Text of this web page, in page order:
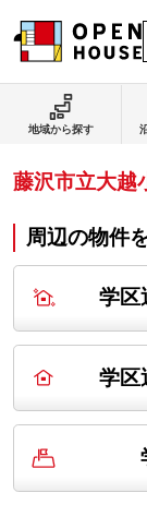
地域から探す
藤沢市立大越
周辺の物件
学区
学区